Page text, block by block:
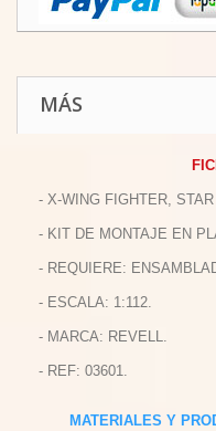
MÁS
- X-WING FIGHTER,
- KIT DE MONTAJE EN
- REQUIERE:
- ESCALA: 1:112.
- MARCA: REVELL.
- REF: 03601.
MATERIALES Y